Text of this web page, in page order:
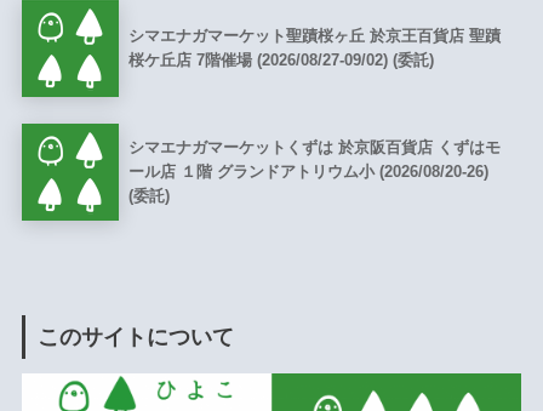
シマエナガマーケット聖蹟桜ヶ丘 於京王百貨店 聖蹟
桜ケ丘店 7階催場 (2026/08/27-09/02) (委託)
シマエナガマーケットくずは 於京阪百貨店 くずはモ
ール店 １階 グランドアトリウム小 (2026/08/20-26)
(委託)
このサイトについて